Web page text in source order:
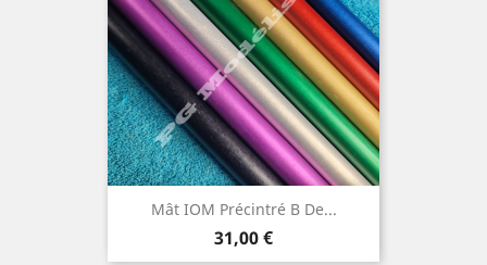
Mât IOM Précintré B De...
Prix
31,00 €